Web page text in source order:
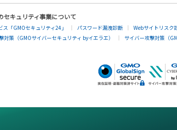
セキュリティ事業について
「GMOセキュリティ24」 パスワード漏洩診断 Webサイトリスク
対策（GMOサイバーセキュリティ byイエラエ） サイバー攻撃対策（